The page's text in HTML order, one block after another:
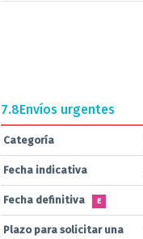
7.8Envíos urgentes
Categoría
Fecha indicativa
Fecha definitiva E
Plazo para solicitar una